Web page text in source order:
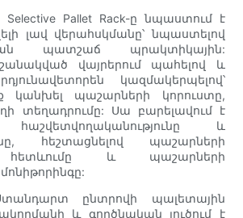
Selective Pallet Rack-ը նպաստում է
լավ վերահսկմանը՝ նպաստելով
պատշաճ պրակտիկային:
վայրերում պահելով և
կազմակերպելով՝
կանխել պաշարների կորուստը,
տեղադրումը: Սա բարելավում է
և
հեշտացնելով պաշարների
հետևումը և պաշարների
ընտրովի պալետային
և գործնական լուծում է